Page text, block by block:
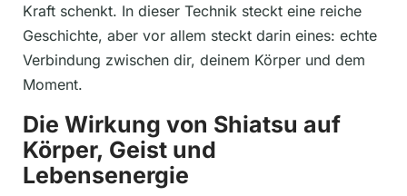
Kraft schenkt. In dieser Technik steckt eine reiche
Geschichte, aber vor allem steckt darin eines: echte
Verbindung zwischen dir, deinem Körper und dem
Moment.
Die Wirkung von Shiatsu auf
Körper, Geist und
Lebensenergie